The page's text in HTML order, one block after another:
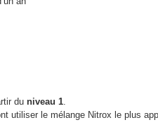
du niveau 1.
utiliser le mélange Nitrox le plus